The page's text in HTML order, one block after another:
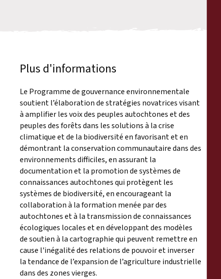
Plus d'informations
Le Programme de gouvernance environnementale
soutient l’élaboration de stratégies novatrices visant
à amplifier les voix des peuples autochtones et des
peuples des forêts dans les solutions à la crise
climatique et de la biodiversité en favorisant et en
démontrant la conservation communautaire dans des
environnements difficiles, en assurant la
documentation et la promotion de systèmes de
connaissances autochtones qui protègent les
systèmes de biodiversité, en encourageant la
collaboration à la formation menée par des
autochtones et à la transmission de connaissances
écologiques locales et en développant des modèles
de soutien à la cartographie qui peuvent remettre en
cause l'inégalité des relations de pouvoir et inverser
la tendance de l’expansion de l’agriculture industrielle
dans des zones vierges.